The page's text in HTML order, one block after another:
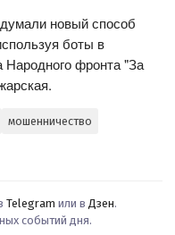
новый способ
боты в
Народного фронта "За
мошенничество
Telegram или в Дзен.
событий дня.